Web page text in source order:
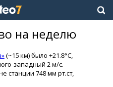
на неделю
(~15 км) было +21.8°C,
западный 2 м/с.
станции 748 мм рт.ст,